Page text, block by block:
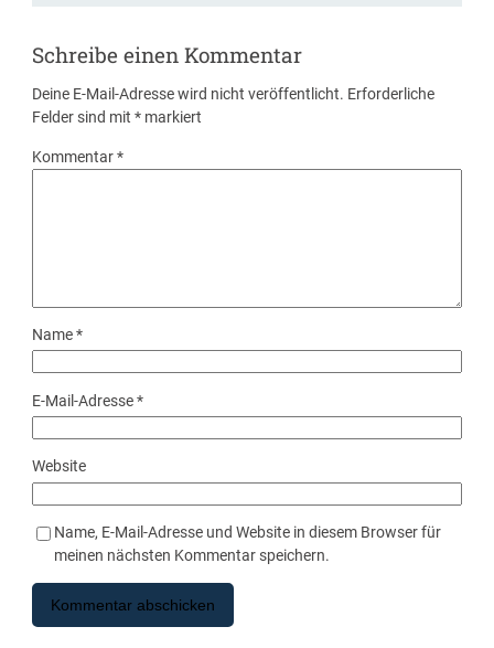
Schreibe einen Kommentar
Deine E-Mail-Adresse wird nicht veröffentlicht. Erforderliche
Felder sind mit* markiert
Kommentar*
Name*
E-Mail-Adresse*
Website
Name, E-Mail-Adresse und Website in diesem Browser für
meinen nächsten Kommentar speichern.